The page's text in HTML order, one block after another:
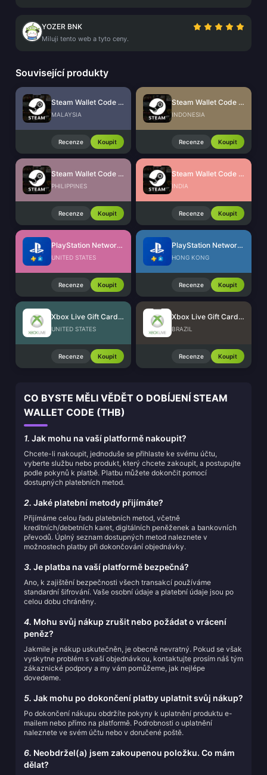
YOZER BNK
Miluji tento web a tyto ceny.
Související produkty
Steam Wallet Code (MYR)
MALAYSIA
Recenze Koupit
Steam Wallet Code (IDR)
INDONESIA
Recenze Koupit
Steam Wallet Code (PHP)
PHILIPPINES
Recenze Koupit
Steam Wallet Code (INR)
INDIA
Recenze Koupit
PlayStation Network Card (US)
UNITED STATES
Recenze Koupit
PlayStation Network Card (HK)
HONG KONG
Recenze Koupit
Xbox Live Gift Card (US)
UNITED STATES
Recenze Koupit
Xbox Live Gift Card (BR)
BRAZIL
Recenze Koupit
CO BYSTE MĚLI VĚDĚT O DOBÍJENÍ STEAM
WALLET CODE (THB)
1. Jak mohu na vaší platformě nakoupit?
Chcete-li nakoupit, jednoduše se přihlaste ke svému účtu,
vyberte službu nebo produkt, který chcete zakoupit, a postupujte
podle pokynů k platbě. Platbu můžete dokončit pomocí
dostupných platebních metod.
2. Jaké platební metody přijímáte?
Přijímáme celou řadu platebních metod, včetně
kreditních/debetních karet, digitálních peněženek a bankovních
převodů. Úplný seznam dostupných metod naleznete v
možnostech platby při dokončování objednávky.
3. Je platba na vaší platformě bezpečná?
Ano, k zajištění bezpečnosti všech transakcí používáme
standardní šifrování. Vaše osobní údaje a platební údaje jsou po
celou dobu chráněny.
4. Mohu svůj nákup zrušit nebo požádat o vrácení
peněz?
Jakmile je nákup uskutečněn, je obecně nevratný. Pokud se však
vyskytne problém s vaší objednávkou, kontaktujte prosím náš tým
zákaznické podpory a my vám pomůžeme, jak nejlépe
dovedeme.
5. Jak mohu po dokončení platby uplatnit svůj nákup?
Po dokončení nákupu obdržíte pokyny k uplatnění produktu e-
mailem nebo přímo na platformě. Podrobnosti o uplatnění
naleznete ve svém účtu nebo v doručené poště.
6. Neobdržel(a) jsem zakoupenou položku. Co mám
dělat?